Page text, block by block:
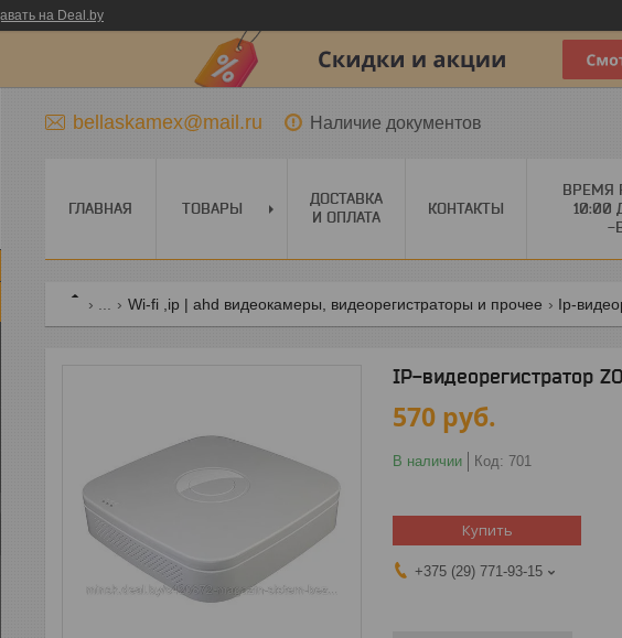
на Deal.by
bellaskamex@mail.ru Наличие документов
ГЛАВНАЯ ТОВАРЫ
ДОСТАВКА
И ОПЛАТА
КОНТАКТЫ
ВРЕМЯ
10:00
-
Wi-fi ,ip | ahd видеокамеры, видеорегистраторы и прочее Ip-
IP-видеорегистратор
570 руб.
В наличии Код: 701
Купить
+375 (29) 771-93-15